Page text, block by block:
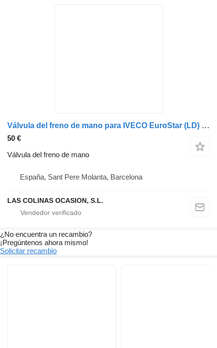
Válvula del freno de mano para IVECO EuroStar (LD) camión
50 €
Válvula del freno de mano
España, Sant Pere Molanta, Barcelona
LAS COLINAS OCASION, S.L.
¿No encuentra un recambio?
¡Pregúntenos ahora mismo!
Solicitar recambio